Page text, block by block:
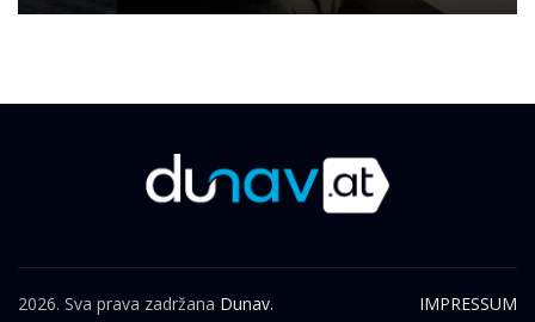
2026. Sva prava zadržana Dunav. IMPRESSUM